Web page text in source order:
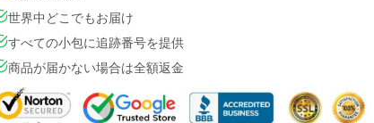
世界中どこでもお届け
すべての小包に追跡番号を提供
商品が届かない場合は全額返金